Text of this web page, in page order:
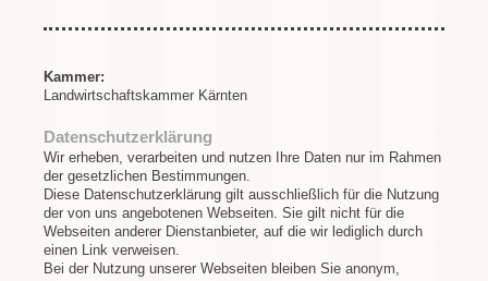
Kammer:
Landwirtschaftskammer Kärnten
Datenschutzerklärung
Wir erheben, verarbeiten und nutzen Ihre Daten nur im Rahmen
der gesetzlichen Bestimmungen.
Diese Datenschutzerklärung gilt ausschließlich für die Nutzung
der von uns angebotenen Webseiten. Sie gilt nicht für die
Webseiten anderer Dienstanbieter, auf die wir lediglich durch
einen Link verweisen.
Bei der Nutzung unserer Webseiten bleiben Sie anonym,